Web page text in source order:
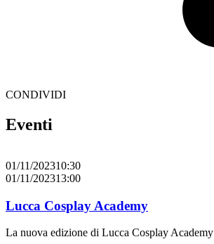
CONDIVIDI
Eventi
01/11/202310:30
01/11/202313:00
Lucca Cosplay Academy
La nuova edizione di Lucca Cosplay Academy